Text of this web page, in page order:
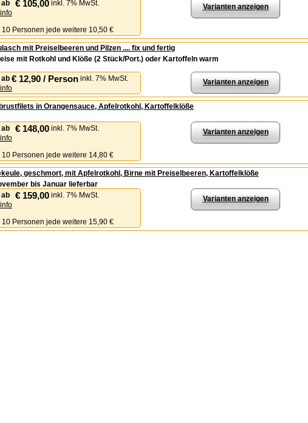
ab € 105,00 inkl. 7% MwSt.
10 Personen jede weitere 10,50 €
Varianten anzeigen
mit Preiselbeeren und Pilzen .... fix und fertig
mit Rotkohl und Klöße (2 Stück/Port.) oder Kartoffeln warm
ab € 12,90 / Person inkl. 7% MwSt.
Varianten anzeigen
in Orangensauce, Apfelrotkohl, Kartoffelklöße
ab € 148,00 inkl. 7% MwSt.
10 Personen jede weitere 14,80 €
Varianten anzeigen
geschmort, mit Apfelrotkohl, Birne mit Preiselbeeren, Kartoffelklöße
bis Januar lieferbar
ab € 159,00 inkl. 7% MwSt.
10 Personen jede weitere 15,90 €
Varianten anzeigen